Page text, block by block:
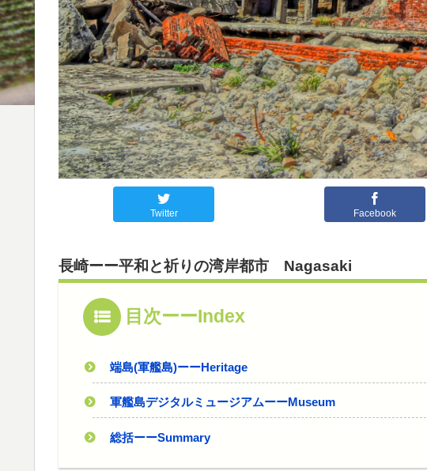
Twitter Facebook
長崎ーー平和と祈りの湾岸都市 Nagasaki
目次ーーIndex
端島(軍艦島)ーーHeritage
軍艦島デジタルミュージアムーーMuseum
総括ーーSummary